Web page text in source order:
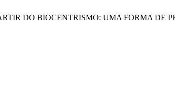
DO BIOCENTRISMO: UMA FORMA DE